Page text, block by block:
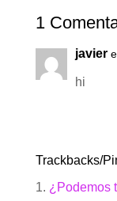
1
javier
hi
Trackbacks/
¿Podemos